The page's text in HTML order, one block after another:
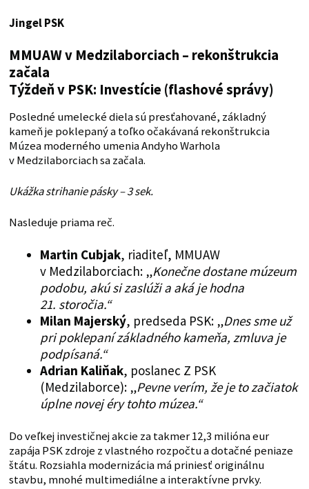
Jingel PSK
MMUAW v Medzilaborciach – rekonštrukcia
začala
Týždeň v PSK: Investície (flashové správy)
Posledné umelecké diela sú presťahované, základný
kameň je poklepaný a toľko očakávaná rekonštrukcia
Múzea moderného umenia Andyho Warhola
v Medzilaborciach sa začala.
Ukážka strihanie pásky – 3 sek.
Nasleduje priama reč.
Martin Cubjak, riaditeľ, MMUAW
v Medzilaborciach: „Konečne dostane múzeum
podobu, akú si zaslúži a aká je hodna
21. storočia.“
Milan Majerský, predseda PSK: „Dnes sme už
pri poklepaní základného kameňa, zmluva je
podpísaná.“
Adrian Kaliňak, poslanec Z PSK
(Medzilaborce): „Pevne verím, že je to začiatok
úplne novej éry tohto múzea.“
Do veľkej investičnej akcie za takmer 12,3 milióna eur
zapája PSK zdroje z vlastného rozpočtu a dotačné peniaze
štátu. Rozsiahla modernizácia má priniesť originálnu
stavbu, mnohé multimediálne a interaktívne prvky.